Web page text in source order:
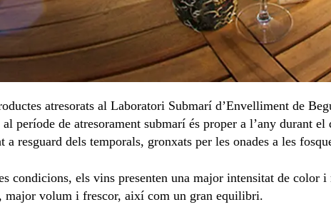
atresorats al Laboratori Submarí d’Envelliment de
període de atresorament submarí és proper a l’any durant
a resguard dels temporals, gronxats per les onades a les
condicions, els vins presenten una major intensitat de
major volum i frescor, així com un gran equilibri.